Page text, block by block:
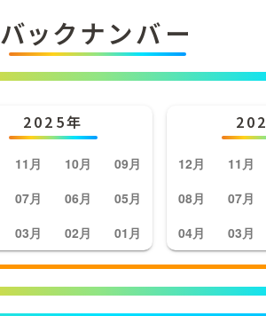
バックナンバー
2025年
11月 10月
09月
07月 06月
05月
03月 02月 01月
12月 11月
08月
07月
04月
03月